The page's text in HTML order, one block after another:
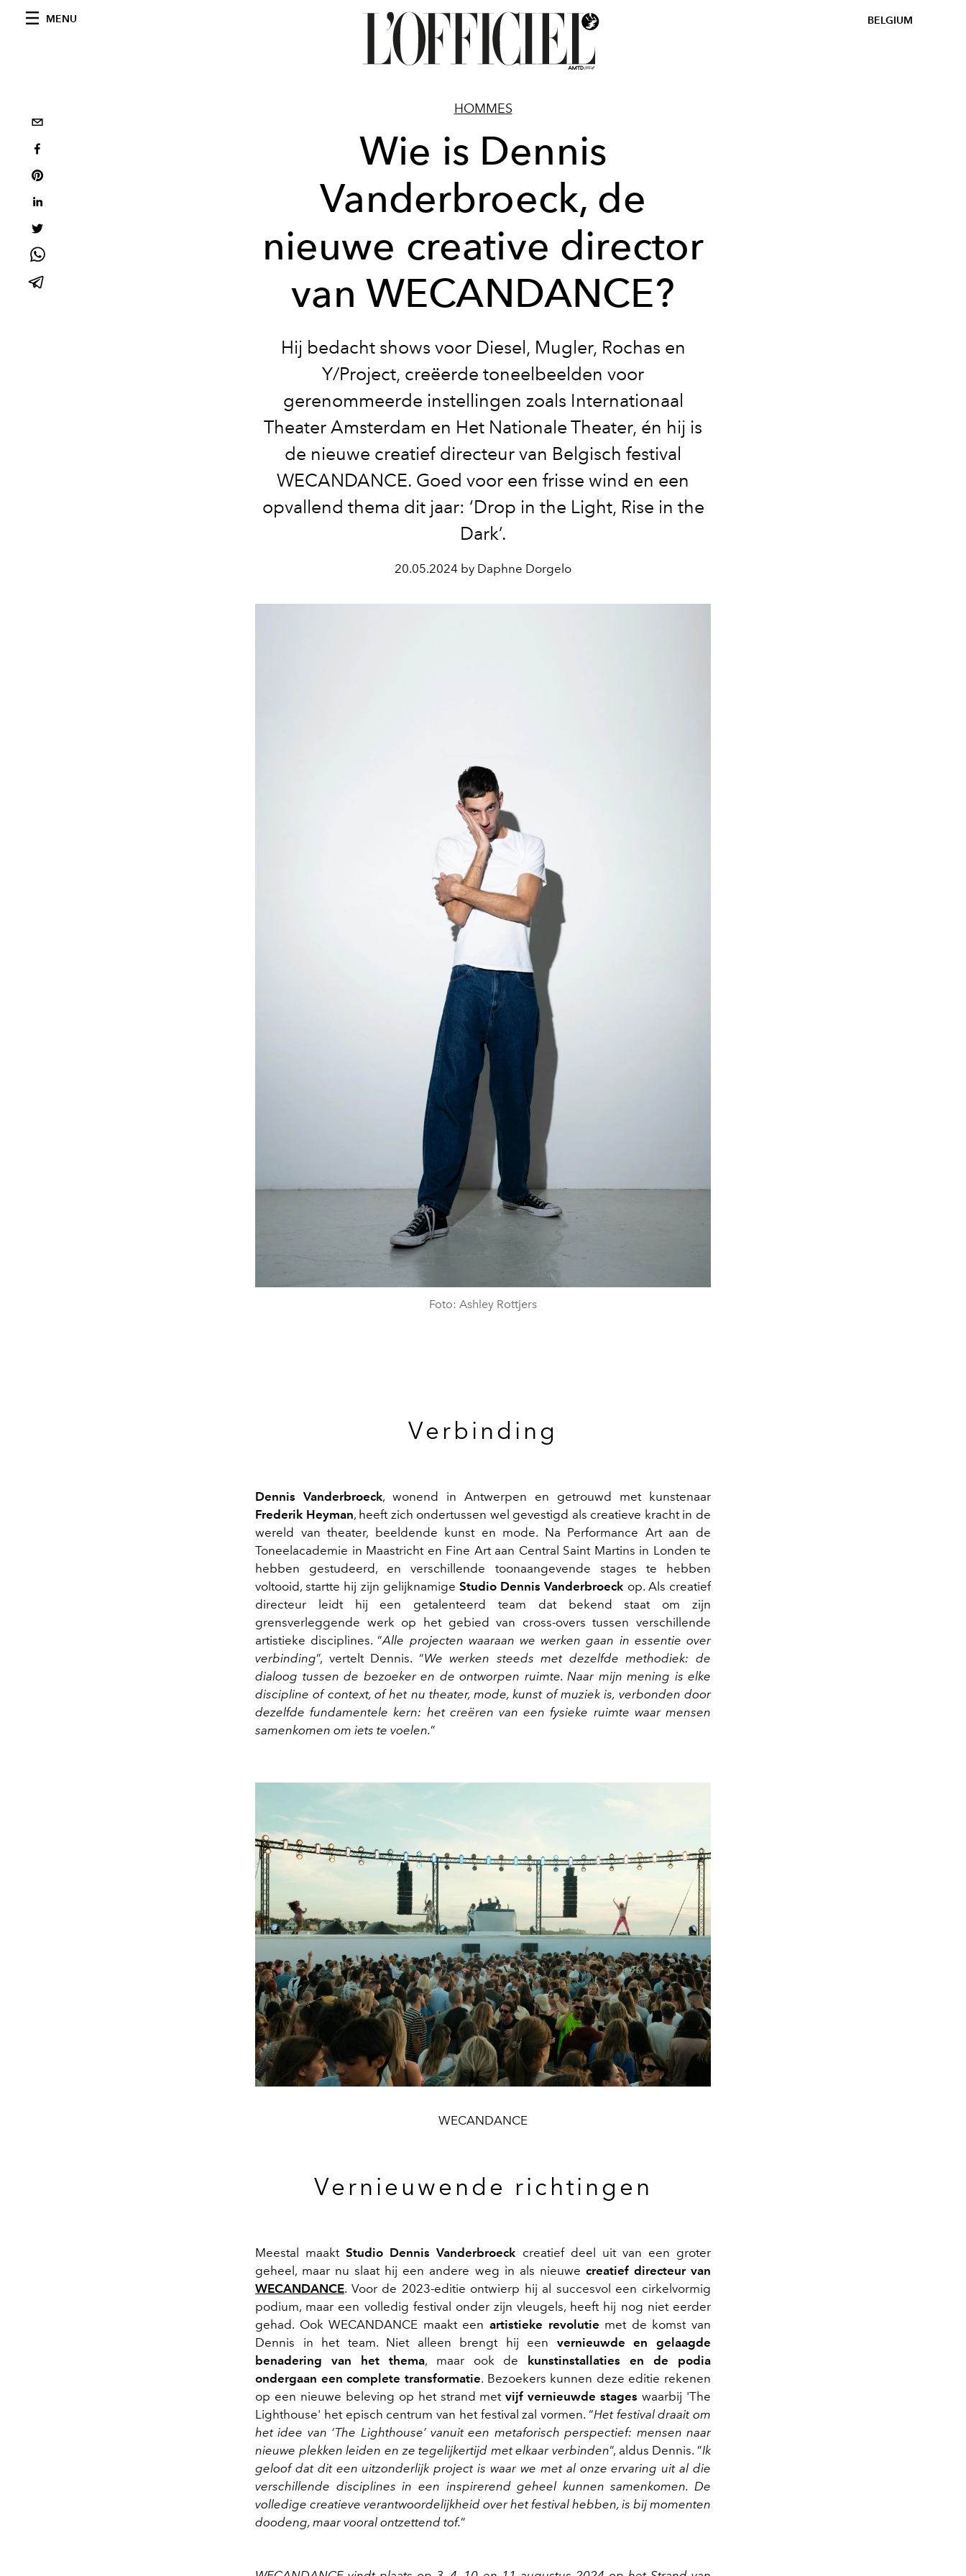
MENU BELGIUM
HOMMES
Wie is Dennis
Vanderbroeck, de
nieuwe creative director
van WECANDANCE?
Hij bedacht shows voor Diesel, Mugler, Rochas en
Y/Project, creëerde toneelbeelden voor
gerenommeerde instellingen zoals Internationaal
Theater Amsterdam en Het Nationale Theater, én hij is
de nieuwe creatief directeur van Belgisch festival
WECANDANCE. Goed voor een frisse wind en een
opvallend thema dit jaar: ‘Drop in the Light, Rise in the
Dark’.
20.05.2024 by Daphne Dorgelo
Foto: Ashley Rottjers
Verbinding
Dennis Vanderbroeck, wonend in Antwerpen en getrouwd met kunstenaar
Frederik Heyman, heeft zich ondertussen wel gevestigd als creatieve kracht in de
wereld van theater, beeldende kunst en mode. Na Performance Art aan de
Toneelacademie in Maastricht en Fine Art aan Central Saint Martins in Londen te
hebben gestudeerd, en verschillende toonaangevende stages te hebben
voltooid, startte hij zijn gelijknamige Studio Dennis Vanderbroeck op. Als creatief
directeur leidt hij een getalenteerd team dat bekend staat om zijn
grensverleggende werk op het gebied van cross-overs tussen verschillende
artistieke disciplines. “Alle projecten waaraan we werken gaan in essentie over
verbinding”, vertelt Dennis. “We werken steeds met dezelfde methodiek: de
dialoog tussen de bezoeker en de ontworpen ruimte. Naar mijn mening is elke
discipline of context, of het nu theater, mode, kunst of muziek is, verbonden door
dezelfde fundamentele kern: het creëren van een fysieke ruimte waar mensen
samenkomen om iets te voelen.”
WECANDANCE
Vernieuwende richtingen
Meestal maaktStudio Dennis Vanderbroeck creatief deel uit van een groter
geheel, maar nu slaat hij een andere weg in als nieuwe creatief directeur van
WECANDANCE. Voor de 2023-editie ontwierp hij al succesvol een cirkelvormig
podium, maar een volledig festival onder zijn vleugels, heeft hij nog niet eerder
gehad. Ook WECANDANCE maakt een artistieke revolutie met de komst van
Dennis in het team. Niet alleen brengt hij een vernieuwde en gelaagde
benadering van het thema, maar ook de kunstinstallaties en de podia
ondergaan een complete transformatie. Bezoekers kunnen deze editie rekenen
op een nieuwe beleving op het strand metvijf vernieuwde stages waarbij 'The
Lighthouse' het episch centrum van het festival zal vormen. “Het festival draait om
het idee van ‘The Lighthouse’ vanuit een metaforisch perspectief: mensen naar
nieuwe plekken leiden en ze tegelijkertijd met elkaar verbinden”, aldus Dennis. ”Ik
geloof dat dit een uitzonderlijk project is waar we met al onze ervaring uit al die
verschillende disciplines in een inspirerend geheel kunnen samenkomen. De
volledige creatieve verantwoordelijkheid over het festival hebben, is bij momenten
doodeng, maar vooral ontzettend tof.”